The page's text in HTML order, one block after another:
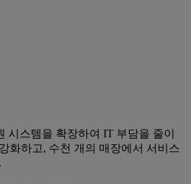
시스템을 확장하여 IT 부담을 줄이
화하고, 수천 개의 매장에서 서비스